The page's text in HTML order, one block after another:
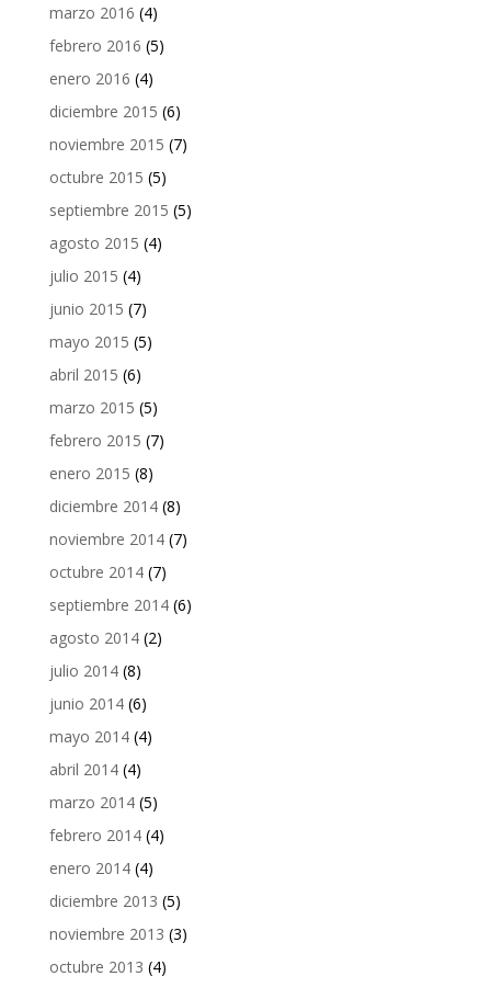
marzo 2016 (4)
febrero 2016 (5)
enero 2016 (4)
diciembre 2015 (6)
noviembre 2015 (7)
octubre 2015 (5)
septiembre 2015 (5)
agosto 2015 (4)
julio 2015 (4)
junio 2015 (7)
mayo 2015 (5)
abril 2015 (6)
marzo 2015 (5)
febrero 2015 (7)
enero 2015 (8)
diciembre 2014(8)
noviembre 2014(7)
octubre 2014(7)
septiembre 2014(6)
agosto 2014(2)
julio 2014(8)
junio 2014(6)
mayo 2014(4)
abril 2014(4)
marzo 2014(5)
febrero 2014(4)
enero 2014(4)
diciembre 2013 (5)
noviembre 2013 (3)
octubre 2013 (4)